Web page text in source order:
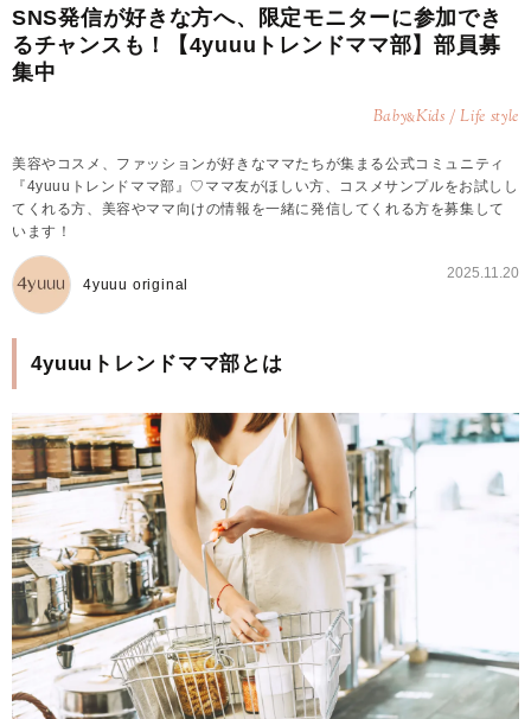
SNS発信が好きな方へ、限定モニターに参加でき
るチャンスも！【4yuuuトレンドママ部】部員募
集中
Baby&Kids / Life style
美容やコスメ、ファッションが好きなママたちが集まる公式コミュニティ
『4yuuuトレンドママ部』♡ママ友がほしい方、コスメサンプルをお試しし
てくれる方、美容やママ向けの情報を一緒に発信してくれる方を募集して
います！
4yuuu original
2025.11.20
4yuuuトレンドママ部とは